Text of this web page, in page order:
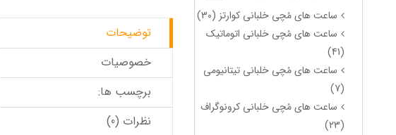
ساعت های مُچی خلبانی کوارتز (30)
ساعت های مُچی خلبانی اتوماتیک
(41)
ساعت های مُچی خلبانی تیتانیومی
(7)
ساعت های مُچی خلبانی کرونوگراف
(23)
توضیحات
خصوصیات
برچسب ها:
نظرات (0)